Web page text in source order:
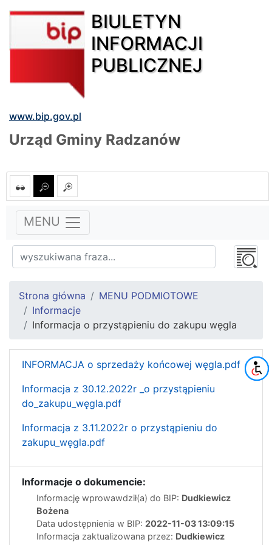
BIULETYN
INFORMACJI
PUBLICZNEJ
www.bip.gov.pl
Urząd Gminy Radzanów
MENU
Strona główna
MENU PODMIOTOWE
Informacje
Informacja o przystąpieniu do zakupu węgla
INFORMACJA o sprzedaży końcowej węgla.pdf
Informacja z 30.12.2022r _o przystąpieniu
do_zakupu_węgla.pdf
Informacja z 3.11.2022r o przystąpieniu do
zakupu_węgla.pdf
Informacje o dokumencie:
Informację wprowawdził(a) do BIP: Dudkiewicz
Bożena
Data udostępnienia w BIP: 2022-11-03 13:09:15
Informacja zaktualizowana przez: Dudkiewicz